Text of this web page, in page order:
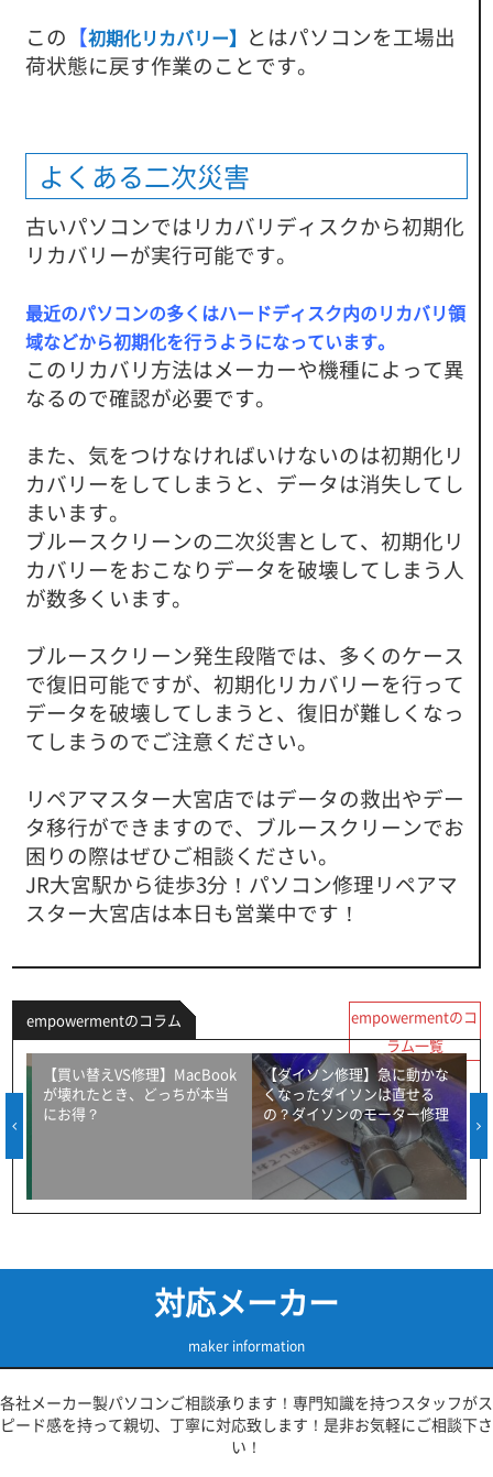
この 【初期化リカバリー】 とはパソコンを工場出
荷状態に戻す作業のことです。
よくある二次災害
古いパソコンではリカバリディスクから初期化
リカバリーが実行可能です。
最近のパソコンの多くはハードディスク内のリカバリ領
域などから初期化を行うようになっています。
このリカバリ方法はメーカーや機種によって異
なるので確認が必要です。
また、気をつけなければいけないのは初期化リ
カバリーをしてしまうと、データは消失してし
まいます。
ブルースクリーンの二次災害として、初期化リ
カバリーをおこなりデータを破壊してしまう人
が数多くいます。
ブルースクリーン発生段階では、多くのケース
で復旧可能ですが、初期化リカバリーを行って
データを破壊してしまうと、復旧が難しくなっ
てしまうのでご注意ください。
リペアマスター大宮店ではデータの救出やデー
タ移行ができますので、ブルースクリーンでお
困りの際はぜひご相談ください。
JR大宮駅から徒歩3分！パソコン修理リペアマ
スター大宮店は本日も営業中です！
empowermentのコラム
empowermentのコ
ラム一覧
【買い替えVS修理】MacBook
が壊れたとき、どっちが本当
にお得？
【ダイソン修理】急に動かな
くなったダイソンは直せる
の？ダイソンのモーター修理
対応メーカー
maker information
各社メーカー製パソコンご相談承ります！専門知識を持つスタッフがス
ピード感を持って親切、丁寧に対応致します！是非お気軽にご相談下さ
い！